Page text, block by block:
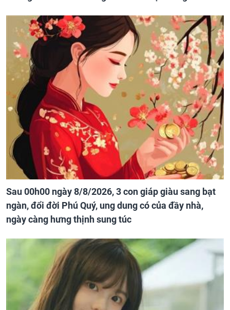
Sau 00h00 ngày 8/8/2026, 3 con giáp giàu sang bạt
ngàn, đổi đời Phú Quý, ung dung có của đầy nhà,
ngày càng hưng thịnh sung túc